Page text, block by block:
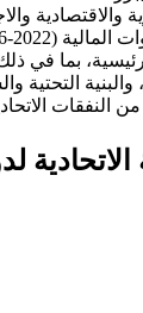
والاقتصادية
رئيسية، بما في
التحتية
النفقات